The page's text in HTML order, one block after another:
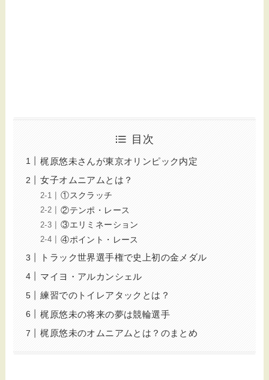
目次
梶原悠未さんが東京オリンピック内定
女子オムニアムとは？
①スクラッチ
②テンポ・レース
③エリミネーション
④ポイント・レース
トラック世界選手権で史上初の金メダル
マイヨ・アルカンシェル
練習でのトイレアタックとは？
梶原悠未の将来の夢は競輪選手
梶原悠未のオムニアムとは？のまとめ